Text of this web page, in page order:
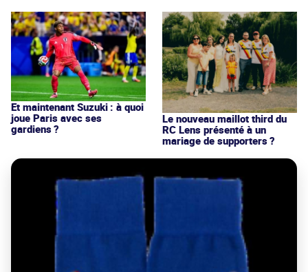
Et maintenant Suzuki : à quoi
joue Paris avec ses
gardiens ?
Le nouveau maillot third du
RC Lens présenté à un
mariage de supporters ?